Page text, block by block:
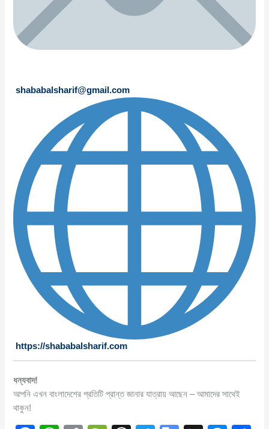
shababalsharif@gmail.com
https://shababalsharif.com
ধন্যবাদ!
আপনি এখন বাংলাদেশের প্রতিটি প্রান্ত জানার যাত্রায় আছেন – আমাদের সাথেই
থাকুন!